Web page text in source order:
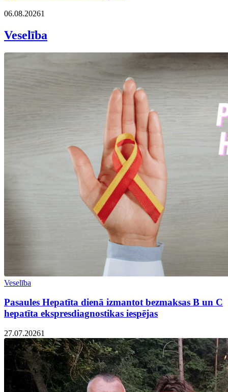
06.08.20261
Veselība
Veselība
Pasaules Hepatīta dienā izmantot bezmaksas B un C
hepatīta ekspresdiagnostikas iespējas
27.07.20261